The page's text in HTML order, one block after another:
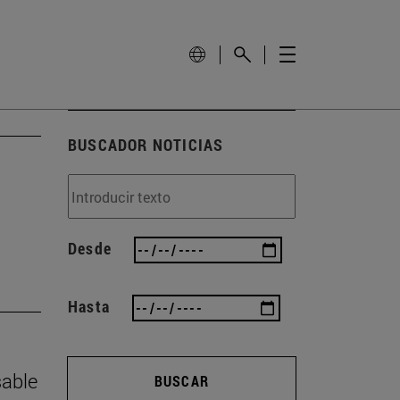
BUSCADOR NOTICIAS
Desde
Hasta
BUSCAR